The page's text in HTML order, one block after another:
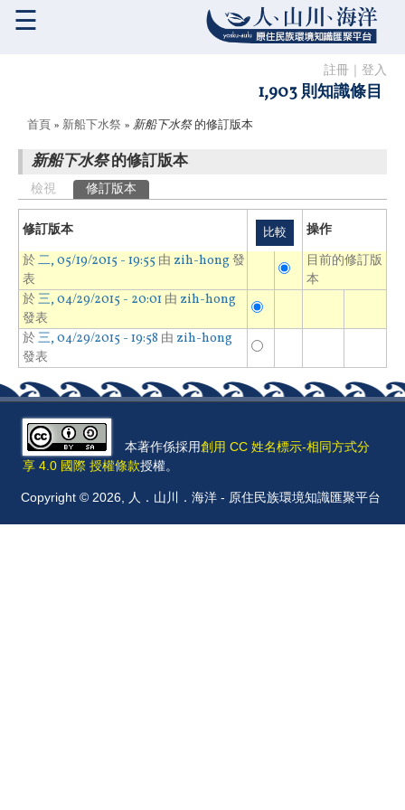
註冊 登入
1,903 則知識條目
☰
您在這裡
首頁 » 新船下水祭 » 新船下水祭的修訂版本
新船下水祭的修訂版本
主要索引標籤
檢視 修訂版本
修訂版本
操作
於二, 05/19/2015 - 19:55 由 zih-hong發
表
目前的修訂版
本
於三, 04/29/2015 - 20:01 由 zih-hong
發表
於三, 04/29/2015 - 19:58 由 zih-hong
發表
本著作係採用創用 CC 姓名標示-相同方式分
享 4.0 國際 授權條款授權。
Copyright © 2026, 人．山川．海洋 - 原住民族環境知識匯聚平台